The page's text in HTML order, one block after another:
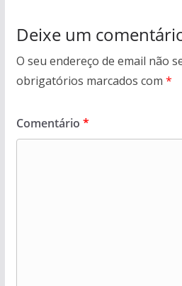
Deixe um
O seu endereço de email não
obrigatórios marcados com *
Comentário *